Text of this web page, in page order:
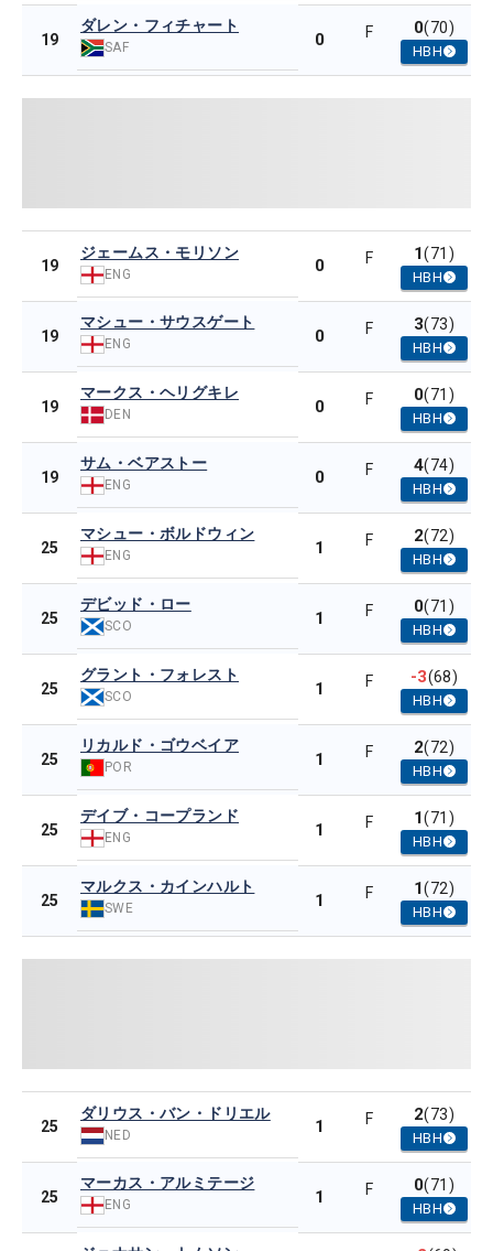
19
ダレン・フィチャート
SAF 0 F 0(70)
HBH
19
ジェームス・モリソン
ENG 0 F 1(71)
HBH
19
マシュー・サウスゲート
ENG 0 F 3(73)
HBH
19
マークス・ヘリグキレ
DEN 0 F 0(71)
HBH
19
サム・ベアストー
ENG 0 F 4(74)
HBH
25
マシュー・ボルドウィン
ENG 1 F 2(72)
HBH
25
デビッド・ロー
SCO 1 F 0(71)
HBH
25
グラント・フォレスト
SCO 1 F -3(68)
HBH
25
リカルド・ゴウベイア
POR 1 F 2(72)
HBH
25
デイブ・コープランド
ENG 1 F 1(71)
HBH
25
マルクス・カインハルト
SWE 1 F 1(72)
HBH
25
ダリウス・バン・ドリエル
NED 1 F 2(73)
HBH
25
マーカス・アルミテージ
ENG 1 F 0(71)
HBH